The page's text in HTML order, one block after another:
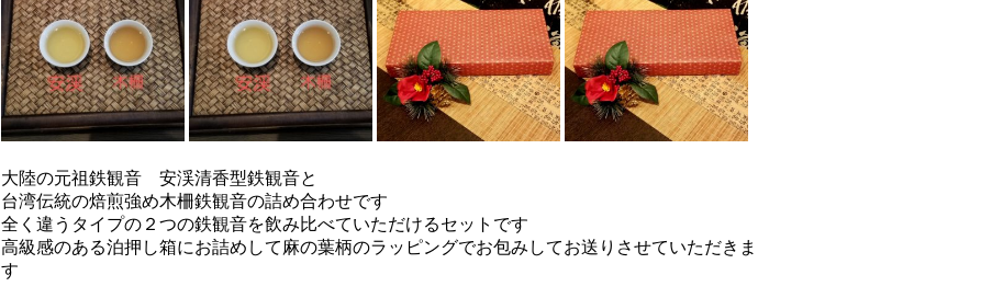
大陸の元祖鉄観音 安渓清香型鉄観音と
台湾伝統の焙煎強め木柵鉄観音の詰め合わせです
全く違うタイプの２つの鉄観音を飲み比べていただけるセットです
高級感のある泊押し箱にお詰めして麻の葉柄のラッピングでお包みしてお送りさせていただきま
す